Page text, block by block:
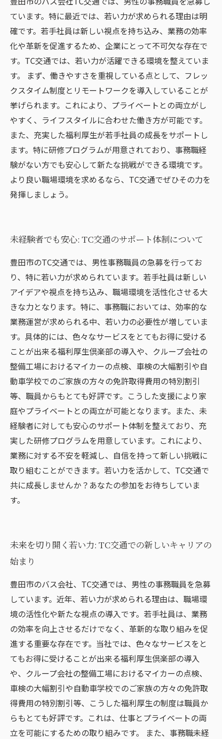
ています。特に最近では、若い力が求められる理由は明
確です。若手社員は新しい視点を持ち込み、業務の効率
化や革新を促進するため、企業にとって不可欠な存在で
す。TC交通では、若い力が活躍できる環境を整えていま
す。 まず、働きやすさを重視している点として、フレッ
クスタイム制度とリモートワークを導入していることが
挙げられます。これにより、プライベートとの両立がし
やすく、ライフスタイルに合わせた働き方が可能です。
また、充実した福利厚生が若手社員の成長をサポートし
ます。特に研修プログラムが用意されており、事務職経
験がない方でも安心して新たな挑戦ができる環境です。
より良い職場環境を求めるなら、TC交通でぜひその力を
発揮しましょう。
未経験者でも安心: TC交通のサポート体制について
豊田市のTC交通では、男性事務職員の急募を行ってお
り、特に若い力が求められています。若手社員は新しい
アイデアや視点を持ち込み、職場環境を活性化させる大
きな力となります。特に、事務職においては、効率的な
業務運営が求められる中、若い力の必要性が増していま
す。具体的には、色々なサービスをとてもお得に受ける
ことが出来る福利厚生倶楽部の導入や、クループ会社の
整備工場におけるマイカーの点検、車検の大幅割引や自
動車学校でのご家族の方々の免許取得費用の特別割引
等、職員からもとても好評です。こうした支援により家
庭やプライベートとの両立が可能となります。また、未
経験者に対しても安心のサポート体制を整えており、充
実した研修プログラムを用意しています。これにより、
業務に対する不安を軽減し、自信を持って新しい挑戦に
取り組むことができます。若い力を活かして、TC交通で
共に成長しませんか？あなたの参加をお待ちしていま
す。
未来を切り開く若い力: TC交通での新しいキャリアの
始まり
豊田市のバス会社、TC交通では、男性の事務職員を急募
しています。近年、若い力が求められる理由は、職場環
境の活性化や新たな視点の導入です。若手社員は、業務
の効率を向上させるだけでなく、革新的な取り組みを促
進する重要な存在です。当社では、色々なサービスをと
てもお得に受けることが出来る福利厚生倶楽部の導入
や、クループ会社の整備工場におけるマイカーの点検、
車検の大幅割引や自動車学校でのご家族の方々の免許取
得費用の特別割引等、こうした福利厚生の制度は職員か
らもとても好評です。これは、仕事とプライベートの両
立を可能にするための取り組みです。 また、事務職未経